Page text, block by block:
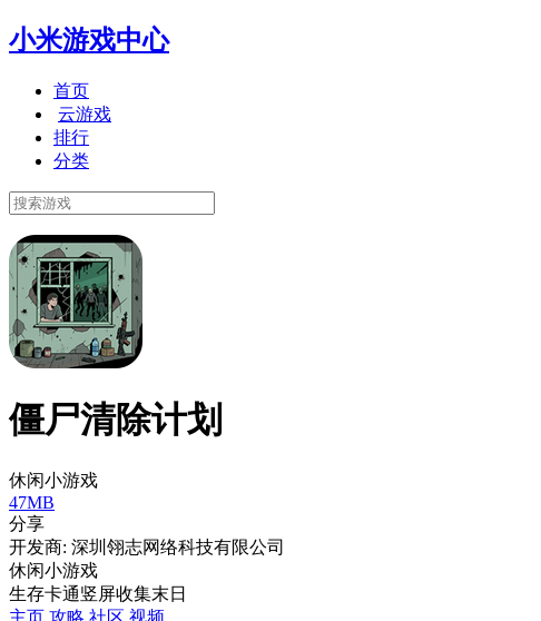
小米游戏中心
首页
云游戏
排行
分类
僵尸清除计划
休闲小游戏
47MB
分享
开发商: 深圳翎志网络科技有限公司
休闲小游戏
生存卡通竖屏收集末日
主页 攻略 社区 视频